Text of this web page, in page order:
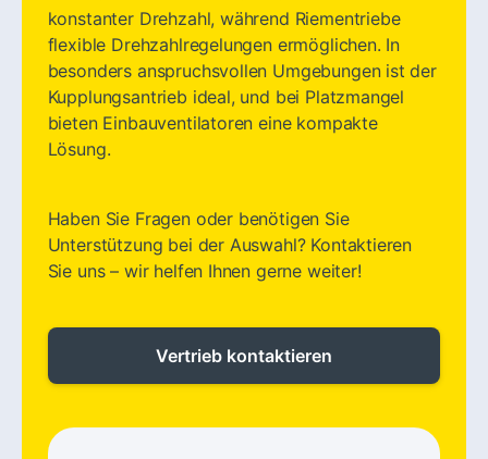
konstanter Drehzahl, während Riementriebe
flexible Drehzahlregelungen ermöglichen. In
besonders anspruchsvollen Umgebungen ist der
Kupplungsantrieb ideal, und bei Platzmangel
bieten Einbauventilatoren eine kompakte
Lösung.
Haben Sie Fragen oder benötigen Sie
Unterstützung bei der Auswahl? Kontaktieren
Sie uns – wir helfen Ihnen gerne weiter!
Vertrieb kontaktieren